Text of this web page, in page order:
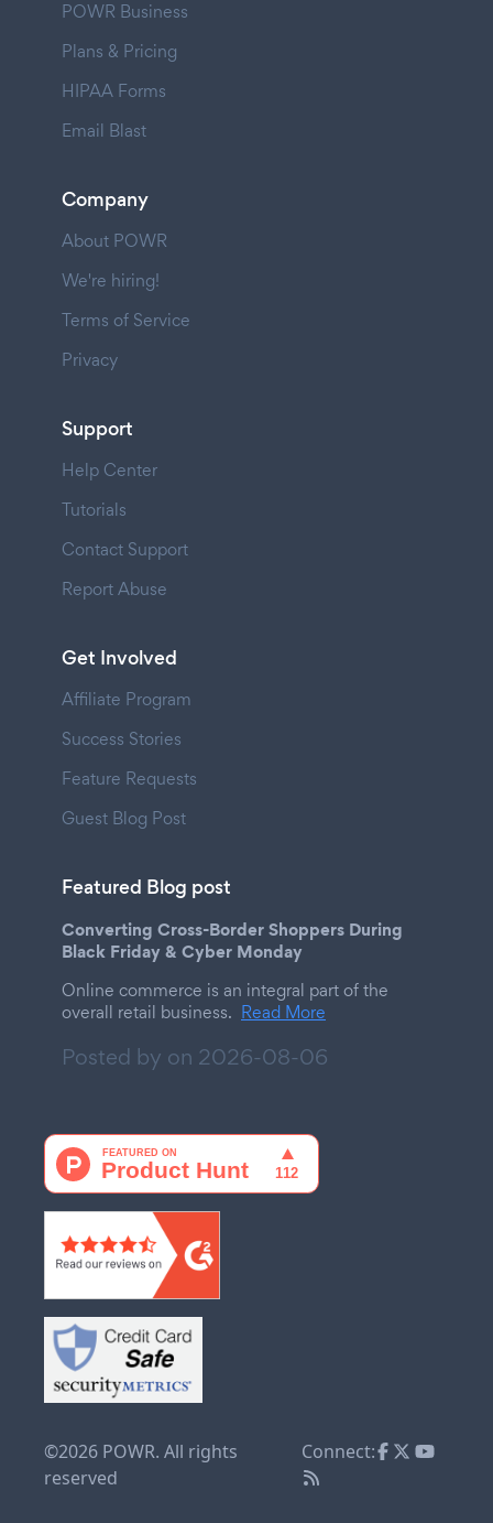
POWR Business
Plans & Pricing
HIPAA Forms
Email Blast
Company
About POWR
We're hiring!
Terms of Service
Privacy
Support
Help Center
Tutorials
Contact Support
Report Abuse
Get Involved
Affiliate Program
Success Stories
Feature Requests
Guest Blog Post
Featured Blog post
Converting Cross-Border Shoppers During
Black Friday & Cyber Monday
Online commerce is an integral part of the
overall retail business. Read More
Posted by on 2026-08-06
©2026 POWR. All rights
reserved
Connect: